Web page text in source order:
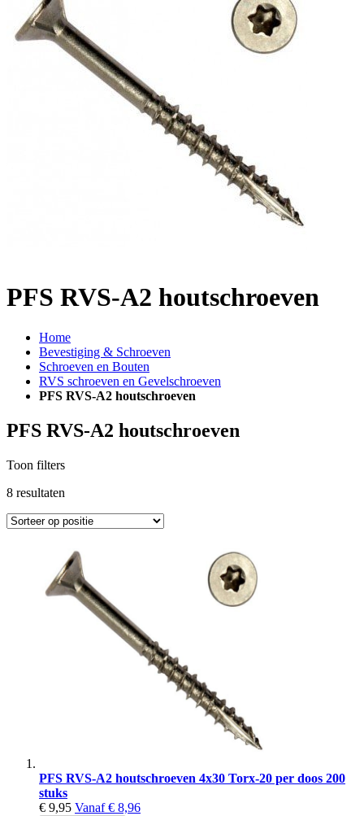
PFS RVS-A2 houtschroeven
Home
Bevestiging & Schroeven
Schroeven en Bouten
RVS schroeven en Gevelschroeven
PFS RVS-A2 houtschroeven
PFS RVS-A2 houtschroeven
Toon filters
8 resultaten
PFS RVS-A2 houtschroeven 4x30 Torx-20 per doos 200
stuks
€ 9,95 Vanaf € 8,96